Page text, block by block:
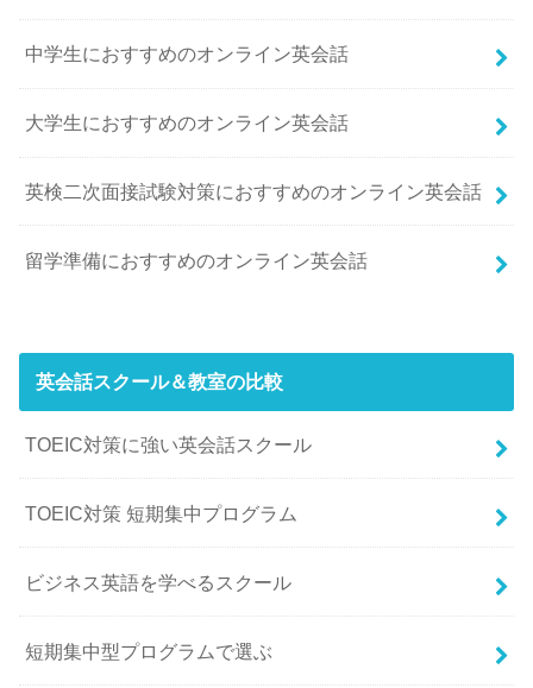
中学生におすすめのオンライン英会話
大学生におすすめのオンライン英会話
英検二次面接試験対策におすすめのオンライン英会話
留学準備におすすめのオンライン英会話
英会話スクール＆教室の比較
TOEIC対策に強い英会話スクール
TOEIC対策 短期集中プログラム
ビジネス英語を学べるスクール
短期集中型プログラムで選ぶ